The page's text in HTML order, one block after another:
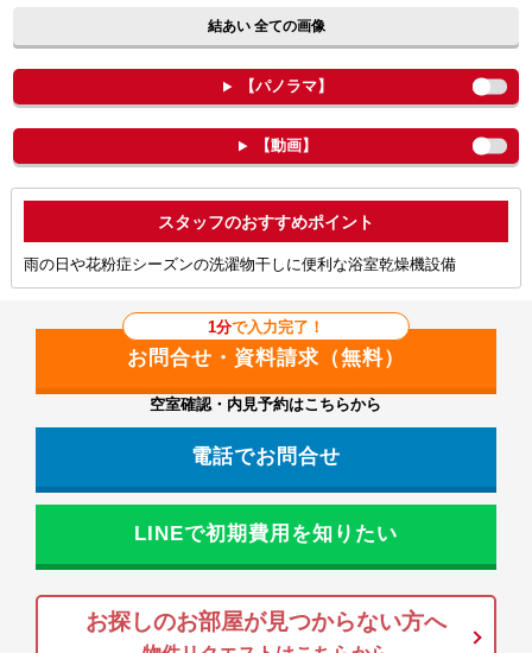
結あい 全ての画像
【パノラマ】
【動画】
ポイント
雨の日や花粉症シーズンの洗濯物干しに便利な浴室乾燥機設備
1分で入力完了！
空室確認・内見予約はこちらから
電話でお問合せ
LINEで初期費用を知りたい
お探しのお部屋が見つからない方へ